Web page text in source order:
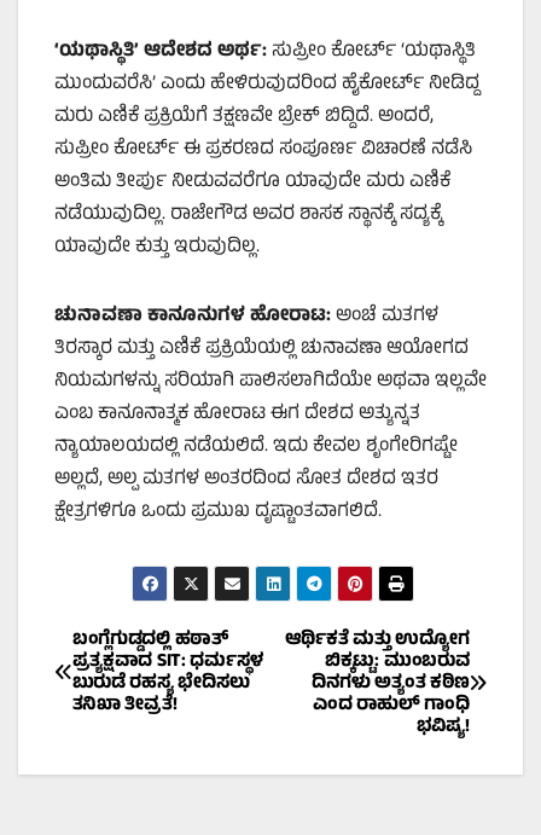
‘ಯಥಾಸ್ಥಿತಿ’ಆದೇಶದಅರ್ಥ:ಸುಪ್ರೀಂ ಕೋರ್ಟ್ ‘ಯಥಾಸ್ಥಿತಿ
ಮುಂದುವರೆಸಿ’ ಎಂದು ಹೇಳಿರುವುದರಿಂದ ಹೈಕೋರ್ಟ್ ನೀಡಿದ್ದ
ಮರು ಎಣಿಕೆ ಪ್ರಕ್ರಿಯೆಗೆ ತಕ್ಷಣವೇ ಬ್ರೇಕ್ ಬಿದ್ದಿದೆ. ಅಂದರೆ,
ಸುಪ್ರೀಂ ಕೋರ್ಟ್ ಈ ಪ್ರಕರಣದ ಸಂಪೂರ್ಣ ವಿಚಾರಣೆ ನಡೆಸಿ
ಅಂತಿಮ ತೀರ್ಪು ನೀಡುವವರೆಗೂ ಯಾವುದೇ ಮರು ಎಣಿಕೆ
ನಡೆಯುವುದಿಲ್ಲ. ರಾಜೇಗೌಡ ಅವರ ಶಾಸಕ ಸ್ಥಾನಕ್ಕೆ ಸದ್ಯಕ್ಕೆ
ಯಾವುದೇ ಕುತ್ತು ಇರುವುದಿಲ್ಲ.
ಚುನಾವಣಾ ಕಾನೂನುಗಳ ಹೋರಾಟ:ಅಂಚೆ ಮತಗಳ
ತಿರಸ್ಕಾರ ಮತ್ತು ಎಣಿಕೆ ಪ್ರಕ್ರಿಯೆಯಲ್ಲಿ ಚುನಾವಣಾ ಆಯೋಗದ
ನಿಯಮಗಳನ್ನು ಸರಿಯಾಗಿ ಪಾಲಿಸಲಾಗಿದೆಯೇ ಅಥವಾ ಇಲ್ಲವೇ
ಎಂಬ ಕಾನೂನಾತ್ಮಕ ಹೋರಾಟ ಈಗ ದೇಶದ ಅತ್ಯುನ್ನತ
ನ್ಯಾಯಾಲಯದಲ್ಲಿ ನಡೆಯಲಿದೆ. ಇದು ಕೇವಲ ಶೃಂಗೇರಿಗಷ್ಟೇ
ಅಲ್ಲದೆ, ಅಲ್ಪ ಮತಗಳ ಅಂತರದಿಂದ ಸೋತ ದೇಶದ ಇತರ
ಕ್ಷೇತ್ರಗಳಿಗೂ ಒಂದು ಪ್ರಮುಖ ದೃಷ್ಟಾಂತವಾಗಲಿದೆ.
Post
navigation
ಆರ್ಥಿಕತೆ ಮತ್ತು ಉದ್ಯೋಗ
ಬಿಕ್ಕಟ್ಟು: ಮುಂಬರುವ
ದಿನಗಳು ಅತ್ಯಂತ ಕಠಿಣ
ಎಂದ ರಾಹುಲ್ ಗಾಂಧಿ
ಭವಿಷ್ಯ!
ಬಂಗ್ಲೆಗುಡ್ಡದಲ್ಲಿ ಹಠಾತ್
ಪ್ರತ್ಯಕ್ಷವಾದ SIT: ಧರ್ಮಸ್ಥಳ
ಬುರುಡೆ ರಹಸ್ಯ ಭೇದಿಸಲು
ತನಿಖಾ ತೀವ್ರತೆ!